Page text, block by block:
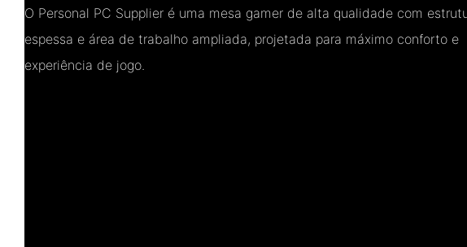
O Personal PC Supplier é uma mesa gamer de alta qualidade com
espessa e área de trabalho ampliada, projetada para máximo conforto e
experiência de jogo.